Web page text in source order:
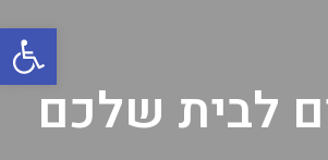
לבית שלכם